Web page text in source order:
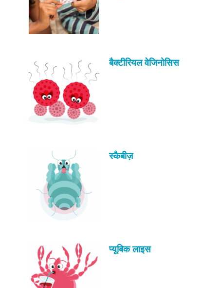
बैक्टीरियल वेजिनोसिस
स्कैबीज़
प्यूबिक लाइस